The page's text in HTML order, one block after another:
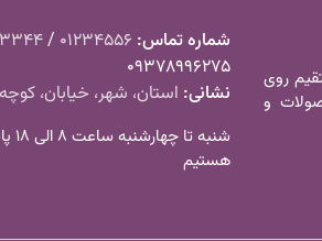
روی
و
شماره تماس‌: 01234556
/
09378996275
نشانی: استان، شهر، خیابان،
هستیم